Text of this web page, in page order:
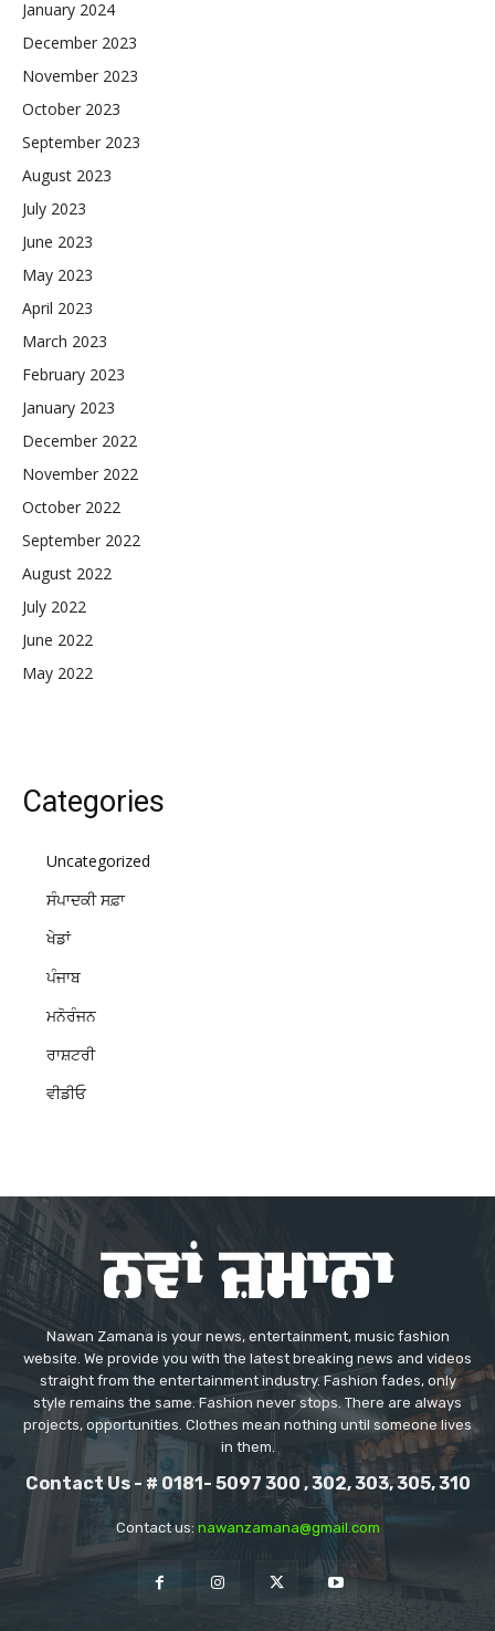
January 2024
December 2023
November 2023
October 2023
September 2023
August 2023
July 2023
June 2023
May 2023
April 2023
March 2023
February 2023
January 2023
December 2022
November 2022
October 2022
September 2022
August 2022
July 2022
June 2022
May 2022
Categories
Uncategorized
ਸੰਪਾਦਕੀ ਸਫ਼ਾ
ਖੇਡਾਂ
ਪੰਜਾਬ
ਮਨੋਰੰਜਨ
ਰਾਸ਼ਟਰੀ
ਵੀਡੀਓ
Nawan Zamana is your news, entertainment, music fashion
website. We provide you with the latest breaking news and videos
straight from the entertainment industry. Fashion fades, only
style remains the same. Fashion never stops. There are always
projects, opportunities. Clothes mean nothing until someone lives
in them.
Contact Us - # 0181- 5097 300 , 302, 303, 305, 310
Contact us: nawanzamana@gmail.com